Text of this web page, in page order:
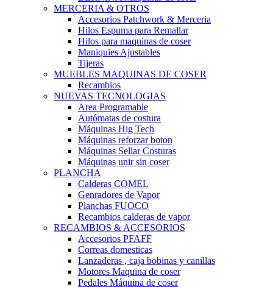
MERCERIA & OTROS
Accesorios Patchwork & Merceria
Hilos Espuma para Remallar
Hilos para maquinas de coser
Maniquies Ajustables
Tijeras
MUEBLES MAQUINAS DE COSER
Recambios
NUEVAS TECNOLOGIAS
Area Programable
Autómatas de costura
Máquinas Hig Tech
Máquinas reforzar boton
Máquinas Sellar Costuras
Máquinas unir sin coser
PLANCHA
Calderas COMEL
Genradores de Vapor
Planchas FUOCO
Recambios calderas de vapor
RECAMBIOS & ACCESORIOS
Accesorios PFAFF
Correas domesticas
Lanzaderas , caja bobinas y canillas
Motores Maquina de coser
Pedales Máquina de coser